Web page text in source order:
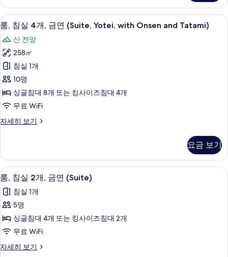
사
진
모
두
보
기
개,
금
연
(Suite,
Yotei,
with
Onsen)
자
세
히
보
기
룸,
침
실
4
개,
금
연
(Suite,
Yotei,
and
Tatami)
사
진
모
두
보
기
룸, 침실 4개, 금연 (Suite, Yotei, with
3
룸, 침실 4개, 금연 (Suite, Yotei, with Onsen and Tatami)
산 전망
258㎡
침실 1개
10명
싱글침대 8개 또는 킹사이즈침대 4개
무료 WiFi
자세히 보기
룸,
개,
금
연
(Suite,
Yotei,
with
and
Tatami)
세
요금 보기
룸,
침
실
2
개,
금
연
룸, 침실 2개, 금연 (Suite) | 객실 내 금
4
룸, 침실 2개, 금연 (Suite)
침실 1개
5명
싱글침대 4개 또는 킹사이즈침대 2개
무료 WiFi
자세히 보기
룸,